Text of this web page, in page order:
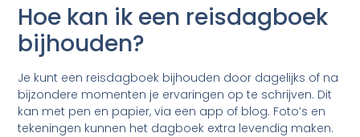
Hoe kan ik een reisdagboek
bijhouden?
Je kunt een reisdagboek bijhouden door dagelijks of na
bijzondere momenten je ervaringen op te schrijven. Dit
kan met pen en papier, via een app of blog. Foto’s en
tekeningen kunnen het dagboek extra levendig maken.